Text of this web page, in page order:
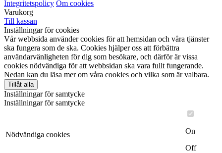
Integritetspolicy Om cookies
Varukorg
Till kassan
Inställningar för cookies
Vår webbsida använder cookies för att hemsidan och våra tjänster
ska fungera som de ska. Cookies hjälper oss att förbättra
användarvänligheten för dig som besökare, och därför är vissa
cookies nödvändiga för att webbsidan ska vara fullt fungerande.
Nedan kan du läsa mer om våra cookies och vilka som är valbara.
Tillåt alla
Inställningar för samtycke
Inställningar för samtycke
Nödvändiga cookies
On
Off